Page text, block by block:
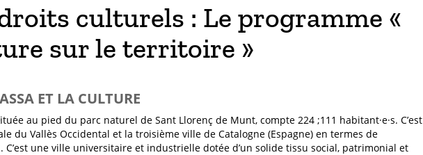
culturels : Le programme «
sur le territoire »
ET LA CULTURE
au pied du parc naturel de Sant Llorenç de Munt, compte 224 ;111 habitant·e·s. C’est
du Vallès Occidental et la troisième ville de Catalogne (Espagne) en termes de
C’est une ville universitaire et industrielle dotée d’un solide tissu social, patrimonial et